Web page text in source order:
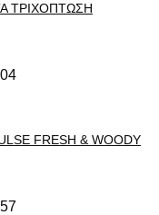
ΤΡΙΧΟΠΤΩΣΗ
FRESH & WOODY